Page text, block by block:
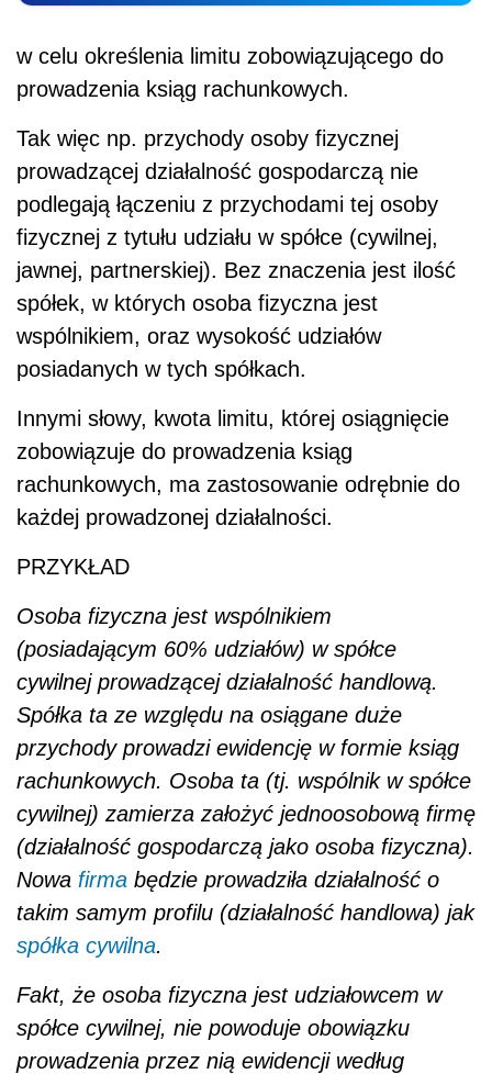
w celu określenia limitu zobowiązującego do
prowadzenia ksiąg rachunkowych.
Tak więc np. przychody osoby fizycznej
prowadzącej działalność gospodarczą nie
podlegają łączeniu z przychodami tej osoby
fizycznej z tytułu udziału w spółce (cywilnej,
jawnej, partnerskiej). Bez znaczenia jest ilość
spółek, w których osoba fizyczna jest
wspólnikiem, oraz wysokość udziałów
posiadanych w tych spółkach.
Innymi słowy, kwota limitu, której osiągnięcie
zobowiązuje do prowadzenia ksiąg
rachunkowych, ma zastosowanie odrębnie do
każdej prowadzonej działalności.
PRZYKŁAD
Osoba fizyczna jest wspólnikiem
(posiadającym 60% udziałów) w spółce
cywilnej prowadzącej działalność handlową.
Spółka ta ze względu na osiągane duże
przychody prowadzi ewidencję w formie ksiąg
rachunkowych. Osoba ta (tj. wspólnik w spółce
cywilnej) zamierza założyć jednoosobową firmę
(działalność gospodarczą jako osoba fizyczna).
Nowa firma będzie prowadziła działalność o
takim samym profilu (działalność handlowa) jak
spółka cywilna.
Fakt, że osoba fizyczna jest udziałowcem w
spółce cywilnej, nie powoduje obowiązku
prowadzenia przez nią ewidencji według